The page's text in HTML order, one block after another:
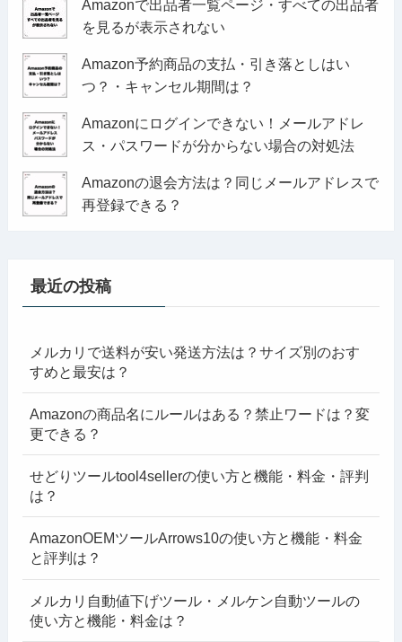
Amazonで出品者一覧ページ・すべての出品者
を見るが表示されない
Amazon予約商品の支払・引き落としはい
つ？・キャンセル期間は？
Amazonにログインできない！メールアドレ
ス・パスワードが分からない場合の対処法
Amazonの退会方法は？同じメールアドレスで
再登録できる？
最近の投稿
メルカリで送料が安い発送方法は？サイズ別のおす
すめと最安は？
Amazonの商品名にルールはある？禁止ワードは？変
更できる？
せどりツールtool4sellerの使い方と機能・料金・評判
は？
AmazonOEMツールArrows10の使い方と機能・料金
と評判は？
メルカリ自動値下げツール・メルケン自動ツールの
使い方と機能・料金は？